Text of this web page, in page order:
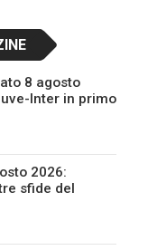
8 agosto
Inter in primo
2026:
sfide del